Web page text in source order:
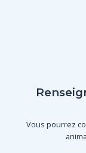
Vous pourrez